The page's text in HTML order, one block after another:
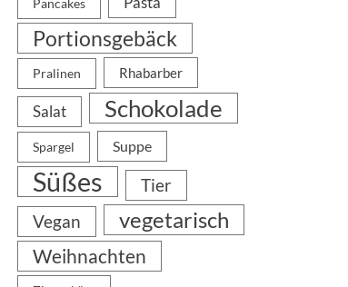
Pancakes
Portionsgebäck
Pralinen Rhabarber
Salat Schokolade
Spargel Suppe
Süßes
Tier
Vegan
vegetarisch
Weihnachten